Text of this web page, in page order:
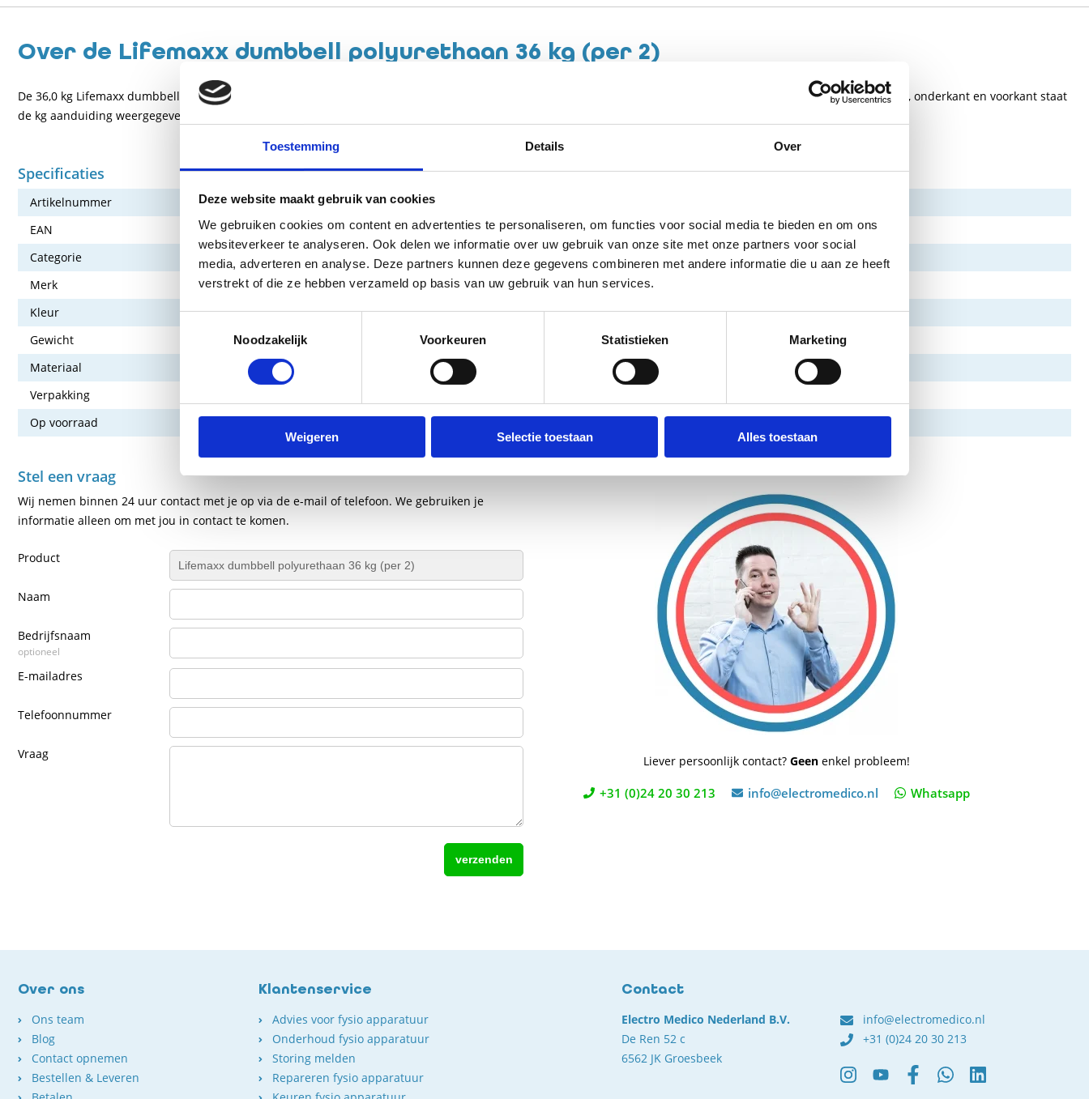
Toestemming Details Over
Deze website maakt gebruik van cookies
We gebruiken cookies om content en advertenties te personaliseren, om functies voor social media te bieden en om ons
websiteverkeer te analyseren. Ook delen we informatie over uw gebruik van onze site met onze partners voor social
media, adverteren en analyse. Deze partners kunnen deze gegevens combineren met andere informatie die u aan ze heeft
verstrekt of die ze hebben verzameld op basis van uw gebruik van hun services.
Noodzakelijk
Voorkeuren Statistieken Marketing
Weigeren Selectie toestaan Alles toestaan
Over de Lifemaxx dumbbell polyurethaan 36 kg (per 2)
De 36,0 kg Lifemaxx dumbbell (per 2) zijn gemaakt van polyurethaan met een stalen handgreep. Dit maakt de dumbbells strak en compact. Zowel aan de bovenkant, onderkant en voorkant staat
de kg aanduiding weergegeven, waardoor het altijd duidelijk met welk gewicht je aan het werk bent!
Specificaties
Artikelnummer
176-LM-PU-36
EAN
7430436745795
Categorie
Oefenmateriaal - Dumbbels
Merk
Lifemaxx
Kleur
Zwart
Gewicht
36 kg
Materiaal
Polyurethaan
Verpakking
Op voorraad
Stel een vraag
Wij nemen binnen 24 uur contact met je op via de e-mail of telefoon. We gebruiken je
informatie alleen om met jou in contact te komen.
Product
Naam
Bedrijfsnaam
optioneel
E-mailadres
Telefoonnummer
Vraag Liever persoonlijk contact? Geenenkel probleem!
+31 (0)24 20 30 213 info@electromedico.nl Whatsapp
Over ons
Ons team
Blog
Contact opnemen
Bestellen & Leveren
Klantenservice
Advies voor fysio apparatuur
Onderhoud fysio apparatuur
Storing melden
Repareren fysio apparatuur
Contact
Electro Medico Nederland B.V.
De Ren 52 c
6562 JK Groesbeek
info@electromedico.nl
+31 (0)24 20 30 213